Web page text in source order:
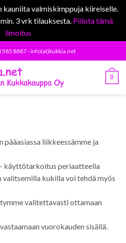
valmiskimppuja kiireiselle.
3 vrk tilauksesta. Piilota tämä
ilmoitus
585 8887 - info(at)kukkia.net
0
pääasiassa liikkeessämme ja
käyttötarkoitus periaatteella
kukilla voi tehdä myös
valitettavasti ottamaan
vuorokauden sisällä.